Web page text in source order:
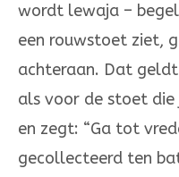
wordt lewaja –
een rouwstoet ziet,
achteraan. Dat
als voor de stoet
en zegt: “Ga tot
gecollecteerd ten